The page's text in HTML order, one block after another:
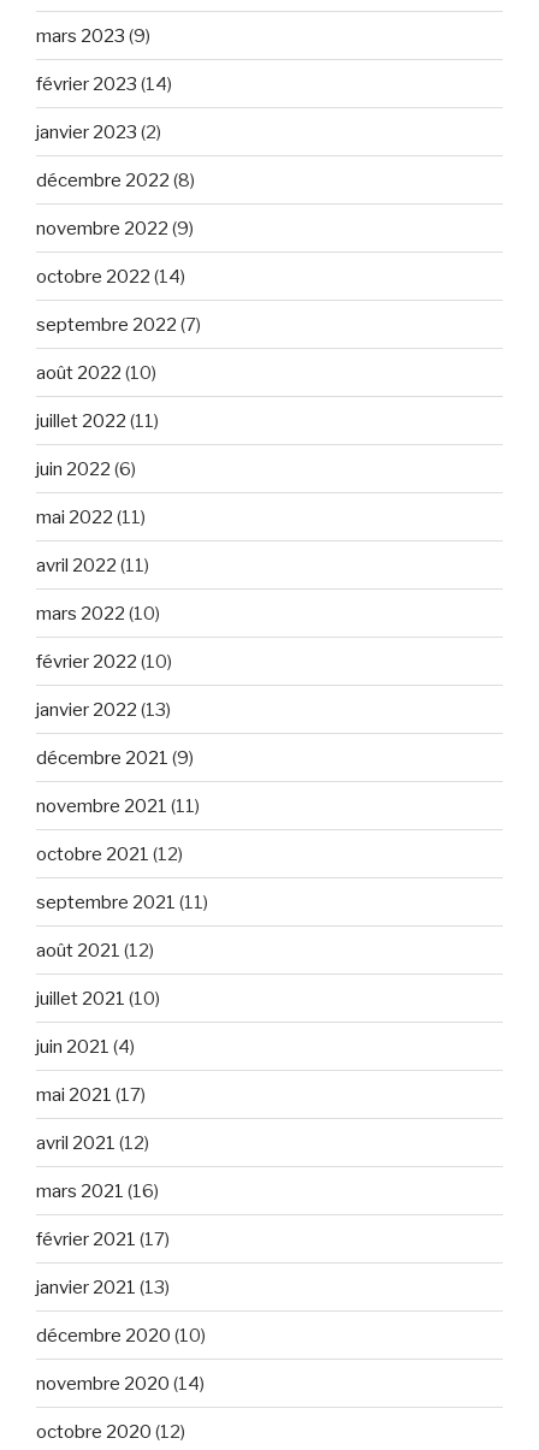
mars 2023 (9)
février 2023 (14)
janvier 2023 (2)
décembre 2022 (8)
novembre 2022 (9)
octobre 2022 (14)
septembre 2022 (7)
août 2022 (10)
juillet 2022 (11)
juin 2022 (6)
mai 2022 (11)
avril 2022 (11)
mars 2022 (10)
février 2022 (10)
janvier 2022 (13)
décembre 2021 (9)
novembre 2021 (11)
octobre 2021 (12)
septembre 2021 (11)
août 2021 (12)
juillet 2021 (10)
juin 2021 (4)
mai 2021 (17)
avril 2021 (12)
mars 2021 (16)
février 2021 (17)
janvier 2021 (13)
décembre 2020 (10)
novembre 2020 (14)
octobre 2020 (12)